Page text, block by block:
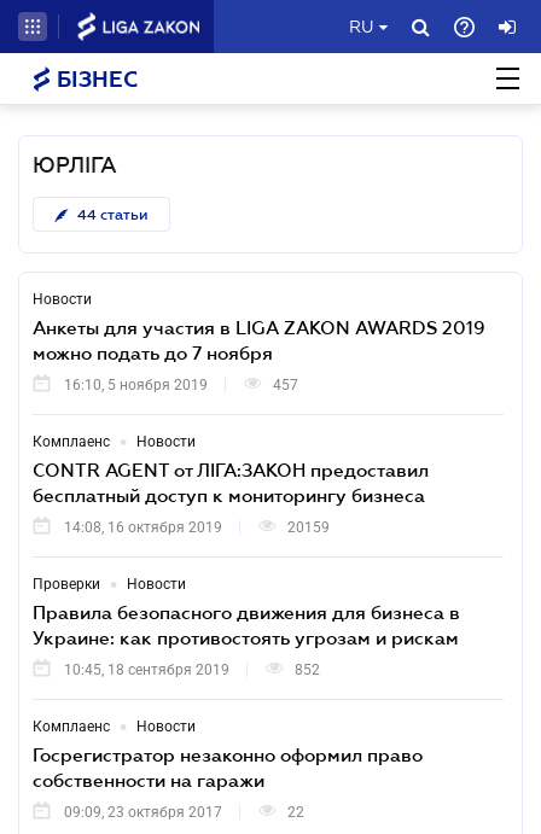
RU
БІЗНЕС
ЮРЛІГА
44 статьи
Новости
Анкеты для участия в LIGA ZAKON AWARDS 2019
можно подать до 7 ноября
16:10, 5 ноября 2019 457
Комплаенс • Новости
CONTR AGENT от ЛІГА:ЗАКОН предоставил
бесплатный доступ к мониторингу бизнеса
14:08, 16 октября 2019 20159
Проверки • Новости
Правила безопасного движения для бизнеса в
Украине: как противостоять угрозам и рискам
10:45, 18 сентября 2019 852
Комплаенс • Новости
Госрегистратор незаконно оформил право
собственности на гаражи
09:09, 23 октября 2017 22